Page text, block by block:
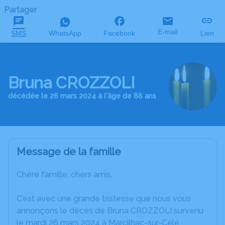
Partager
SMS WhatsApp Facebook E-mail Lien
Bruna CROZZOLI
décédée le 26 mars 2024 à l'âge de 88 ans
Message de la famille
Chère famille, chers amis,
C’est avec une grande tristesse que nous vous
annonçons le décès de Bruna CROZZOLI survenu
le mardi 26 mars 2024 à Marcilhac-sur-Célé.